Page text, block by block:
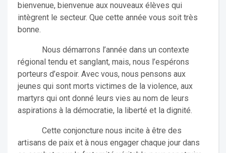
bienvenue, bienvenue aux nouveaux élèves qui
intègrent le secteur. Que cette année vous soit très
bonne.
Nous démarrons l’année dans un contexte
régional tendu et sanglant, mais, nous l’espérons
porteurs d’espoir. Avec vous, nous pensons aux
jeunes qui sont morts victimes de la violence, aux
martyrs qui ont donné leurs vies au nom de leurs
aspirations à la démocratie, la liberté et la dignité.
Cette conjoncture nous incite à être des
artisans de paix et à nous engager chaque jour dans